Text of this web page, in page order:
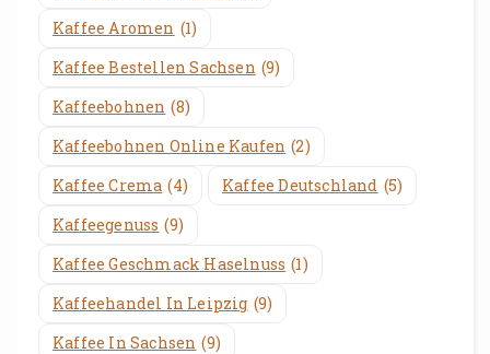
Kaffee Aromen (1)
Kaffee Bestellen Sachsen (9)
Kaffeebohnen (8)
Kaffeebohnen Online Kaufen (2)
Kaffee Crema (4) Kaffee Deutschland (5)
Kaffeegenuss (9)
Kaffee Geschmack Haselnuss (1)
Kaffeehandel In Leipzig (9)
Kaffee In Sachsen (9)